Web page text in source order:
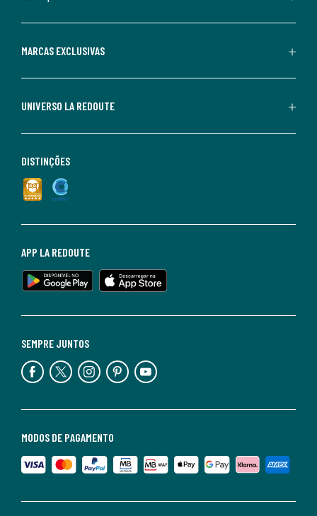
MARCAS EXCLUSIVAS
UNIVERSO LA REDOUTE
MODOS DE PAGAMENTO
SEMPRE JUNTOS
APP LA REDOUTE
DISTINÇÕES